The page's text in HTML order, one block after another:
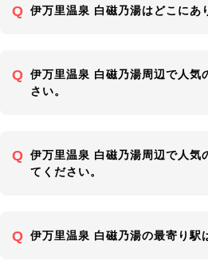
伊万里温泉 白磁乃湯はどこにあ
伊万里温泉 白磁乃湯周辺で人気
さい。
伊万里温泉 白磁乃湯周辺で人気
てください。
伊万里温泉 白磁乃湯の最寄り駅